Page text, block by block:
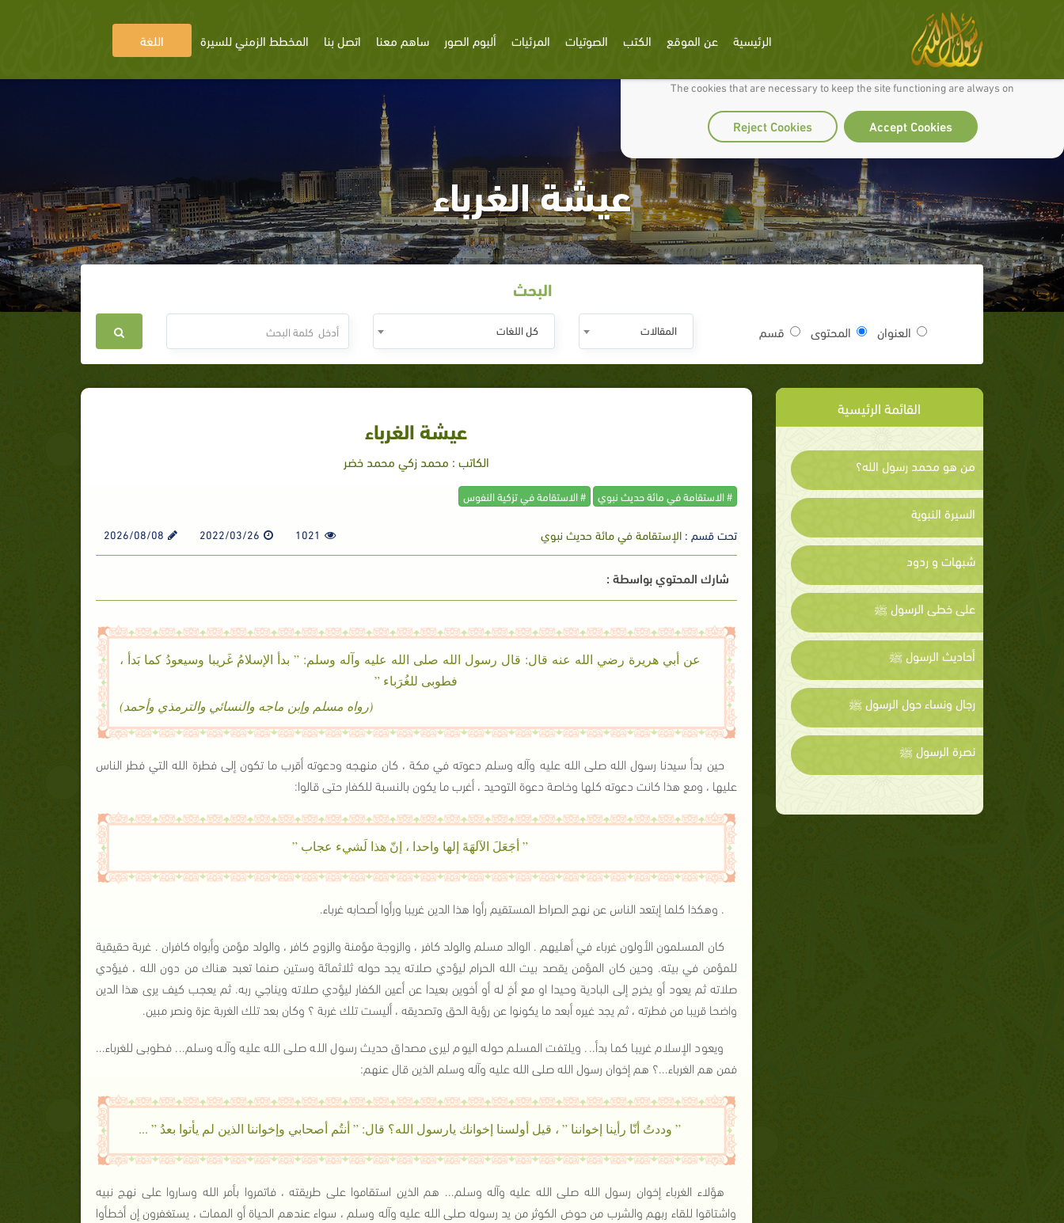
We use cookies to make our site work well for you and so we can continually improve it.
The cookies that are necessary to keep the site functioning are always on
Accept Cookies
Reject Cookies
الرئيسية عن الموقع الكتب الصوتيات المرئيات ألبوم الصور ساهم معنا اتصل بنا المخطط الزمني للسيرة اللغة
عيشة الغرباء
البحث
العنوان المحتوى قسم المقالات كل اللغات
القائمة الرئيسية
من هو محمد رسول الله؟
السيرة النبوية
شبهات و ردود
على خطى الرسول ﷺ
أحاديث الرسول ﷺ
رجال ونساء حول الرسول ﷺ
نصرة الرسول ﷺ
عيشة الغرباء
الكاتب : محمد زكي محمد خضر
# الاستقامة في مائة حديث نبوي # الاستقامة في تزكية النفوس
تحت قسم :الإستقامة في مائة حديث نبوي 1021
2022/03/26
2026/08/08
شارك المحتوي بواسطة :
عن أبي هريرة رضي الله عنه قال: قال رسول الله صلى الله عليه وآله وسلم: ” بدأ الإسلامُ غَريبا وسيعودُ كما بَدأ ،
فطوبى للغُرَباء ”
(رواه مسلم وإبن ماجه والنسائي والترمذي وأحمد)
حين بدأ سيدنا رسول الله صلى الله عليه وآله وسلم دعوته في مكة ، كان منهجه ودعوته أقرب ما تكون إلى فطرة الله التي فطر الناس
عليها ، ومع هذا كانت دعوته كلها وخاصة دعوة التوحيد ، أغرب ما يكون بالنسبة للكفار حتى قالوا:
” أجَعَلَ الآلهَةَ إلها واحدا ، إنّ هذا لَشيء عجاب ”
. وهكذا كلما إبتعد الناس عن نهج الصراط المستقيم رأوا هذا الدين غريبا ورأوا أصحابه غرباء.
كان المسلمون الأولون غرباء في أهليهم . الوالد مسلم والولد كافر ، والزوجة مؤمنة والزوج كافر ، والولد مؤمن وأبواه كافران . غربة حقيقية
للمؤمن في بيته. وحين كان المؤمن يقصد بيت الله الحرام ليؤدي صلاته يجد حوله ثلاثمائة وستين صنما تعبد هناك من دون الله ، فيؤدي
صلاته ثم يعود أو يخرج إلى البادية وحيدا او مع أخ له أو أخوين بعيدا عن أعين الكفار ليؤدي صلاته ويناجي ربه. ثم يعجب كيف يرى هذا الدين
واضحا قريبا من فطرته ، ثم يجد غيره أبعد ما يكونوا عن رؤية الحق وتصديقه ، أليست تلك غربة ؟ وكان بعد تلك الغربة عزة ونصر مبين.
ويعود الإسلام غريبا كما بدأ... ويلتفت المسلم حوله اليوم ليرى مصداق حديث رسول الله صلى الله عليه وآله وسلم... فطوبى للغرباء...
فمن هم الغرباء...؟ هم إخوان رسول الله صلى الله عليه وآله وسلم الذين قال عنهم:
” وددتُ أنّا رأينا إخواننا ” ، قيل أولسنا إخوانك يارسول الله؟ قال: ” أنتُم أصحابي وإخواننا الذين لم يأتوا بعدُ ” ...
هؤلاء الغرباء إخوان رسول الله صلى الله عليه وآله وسلم... هم الذين استقاموا على طريقته ، فاتمروا بأمر الله وساروا على نهج نبيه
واشتاقوا للقاء ربهم والشرب من حوض الكوثر من يد رسوله صلى الله عليه وآله وسلم ، سواء عندهم الحياة أو الممات ، يستغفرون إن أخطأوا